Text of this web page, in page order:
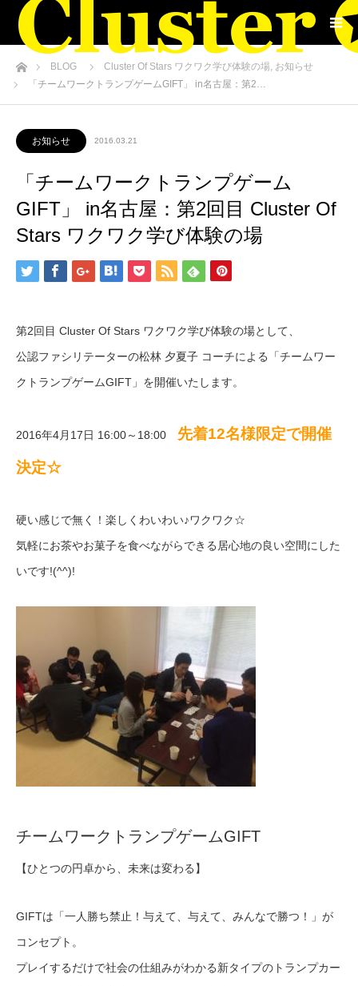
ホームBLOG Cluster Of Stars ワクワク学び体験の場, お知らせ
「チームワークトランプゲームGIFT」 in名古屋：第2…
お知らせ 2016.03.21
「チームワークトランプゲーム
GIFT」 in名古屋：第2回目 Cluster Of
Stars ワクワク学び体験の場
第2回目 Cluster Of Stars ワクワク学び体験の場として、
公認ファシリテーターの松林 夕夏子 コーチによる「チームワー
クトランプゲームGIFT」を開催いたします。
2016年4月17日 16:00～18:00 先着12名様限定で開催
決定☆
硬い感じで無く！楽しくわいわい♪ワクワク☆
気軽にお茶やお菓子を食べながらできる居心地の良い空間にした
いです!(^^)!
チームワークトランプゲームGIFT
【ひとつの円卓から、未来は変わる】
GIFTは「一人勝ち禁止！与えて、与えて、みんなで勝つ！」が
コンセプト。
プレイするだけで社会の仕組みがわかる新タイプのトランプカー